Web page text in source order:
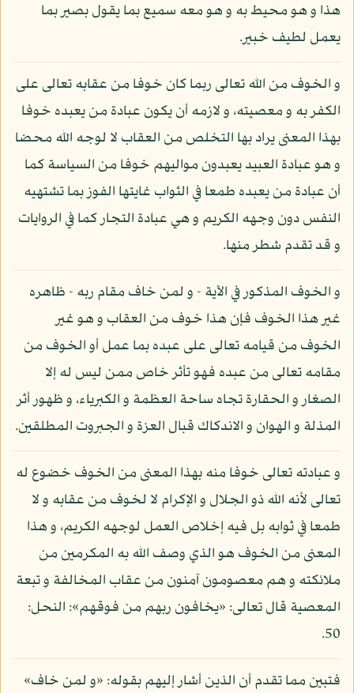
هذا و هو محيط به و هو معه سميع بما يقول بصير بما
يعمل لطيف خبير.
و الخوف من الله تعالى ربما كان خوفا من عقابه تعالى على
الكفر به و معصيته، و لازمه أن يكون عبادة من يعبده خوفا
بهذا المعنى يراد بها التخلص من العقاب لا لوجه الله محضا
و هو عبادة العبيد يعبدون مواليهم خوفا من السياسة كما
أن عبادة من يعبده طمعا في الثواب غايتها الفوز بما تشتهيه
النفس دون وجهه الكريم و هي عبادة التجار كما في الروايات
و قد تقدم شطر منها.
و الخوف المذكور في الآية - و لمن خاف مقام ربه - ظاهره
غير هذا الخوف فإن هذا خوف من العقاب و هو غير
الخوف من قيامه تعالى على عبده بما عمل أو الخوف من
مقامه تعالى من عبده فهو تأثر خاص ممن ليس له إلا
الصغار و الحقارة تجاه ساحة العظمة و الكبرياء، و ظهور أثر
المذلة و الهوان و الاندكاك قبال العزة و الجبروت المطلقين.
و عبادته تعالى خوفا منه بهذا المعنى من الخوف خضوع له
تعالى لأنه الله ذو الجلال و الإكرام لا لخوف من عقابه و لا
طمعا في ثوابه بل فيه إخلاص العمل لوجهه الكريم، و هذا
المعنى من الخوف هو الذي وصف الله به المكرمين من
ملائكته و هم معصومون آمنون من عقاب المخالفة و تبعة
المعصية قال تعالى: «يخافون ربهم من فوقهم»: النحل:
50.
فتبين مما تقدم أن الذين أشار إليهم بقوله: «و لمن خاف»